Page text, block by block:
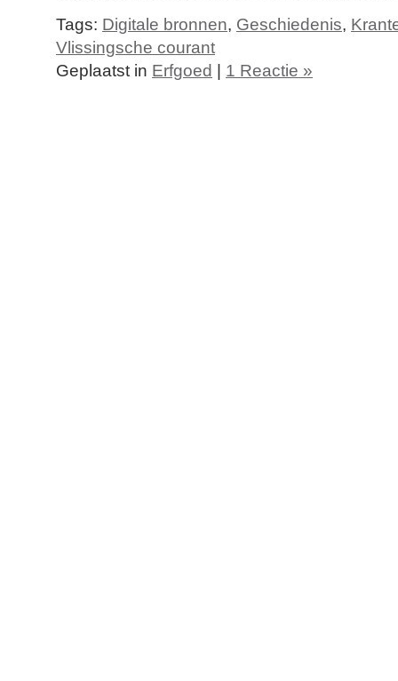
Tags: Digitale bronnen, Geschiedenis,
Vlissingsche courant
Geplaatst in Erfgoed | 1 Reactie »